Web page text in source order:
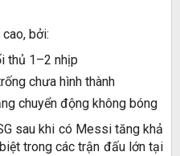
bởi:
thủ 1–2 nhịp
chưa hình thành
chuyển động không bóng
sau khi có Messi tăng khả
trong các trận đấu lớn tại